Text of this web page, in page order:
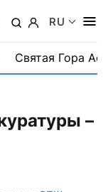
RU
Святая Гора
–